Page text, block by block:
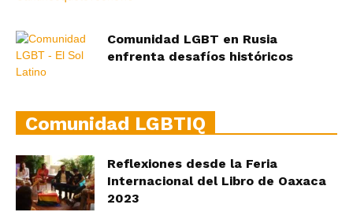
Comunidad LGBT en Rusia
enfrenta desafíos históricos
Comunidad LGBTIQ
Reflexiones desde la Feria
Internacional del Libro de Oaxaca
2023